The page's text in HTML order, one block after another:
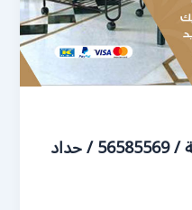
رقم حداد ديوانيات العاصمة / 56585569 / حداد